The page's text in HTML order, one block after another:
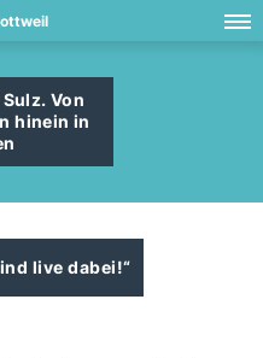
Von
hinein in
live dabei!“